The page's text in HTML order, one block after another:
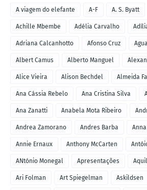
A viagem do elefante A-F A. S. Byatt
Achille Mbembe Adélia Carvalho
Adriana Calcanhotto Afonso Cruz
Albert Camus Alberto Manguel
Alice Vieira Alison Bechdel Almeida
Ana Cássia Rebelo Ana Cristina Silva
Ana Zanatti Anabela Mota Ribeiro
Andrea Zamorano Andres Barba
Annie Ernaux Anthony McCarten
ANtónio Monegal Apresentações
Ari Folman Art Spiegelman Askildsen